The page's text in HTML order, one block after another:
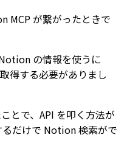
MCP が繋がったときで
の情報を使うに
得する必要がありまし
とで、API を叩く方法が
だけで Notion 検索がで